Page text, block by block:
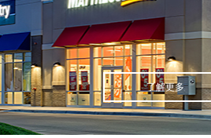
了解更多